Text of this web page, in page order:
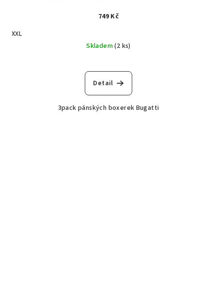
749 Kč
XXL
Skladem(2 ks)
Detail
3pack pánských boxerek Bugatti